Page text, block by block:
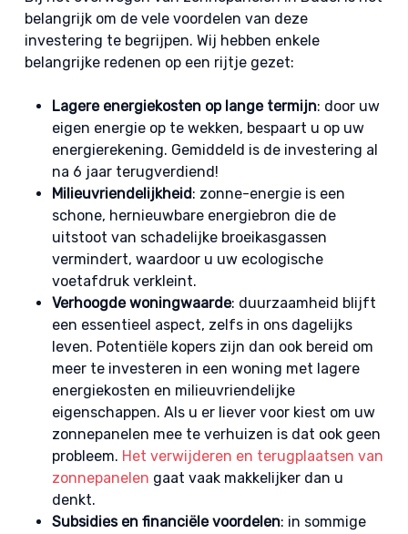
belangrijk om de vele voordelen van deze
investering te begrijpen. Wij hebben enkele
belangrijke redenen op een rijtje gezet:
Lagere energiekosten op lange termijn: door uw
eigen energie op te wekken, bespaart u op uw
energierekening. Gemiddeld is de investering al
na 6 jaar terugverdiend!
Milieuvriendelijkheid: zonne-energie is een
schone, hernieuwbare energiebron die de
uitstoot van schadelijke broeikasgassen
vermindert, waardoor u uw ecologische
voetafdruk verkleint.
Verhoogde woningwaarde: duurzaamheid blijft
een essentieel aspect, zelfs in ons dagelijks
leven. Potentiële kopers zijn dan ook bereid om
meer te investeren in een woning met lagere
energiekosten en milieuvriendelijke
eigenschappen. Als u er liever voor kiest om uw
zonnepanelen mee te verhuizen is dat ook geen
probleem. Het verwijderen en terugplaatsen van
zonnepanelen gaat vaak makkelijker dan u
denkt.
Subsidies en financiële voordelen: in sommige